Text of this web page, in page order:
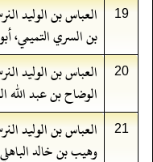
19 العباس بن الوليد
بن السري التميمي،
20 العباس بن الوليد
الوضاح بن عبد الله
21 العباس بن الوليد
وهيب بن خالد